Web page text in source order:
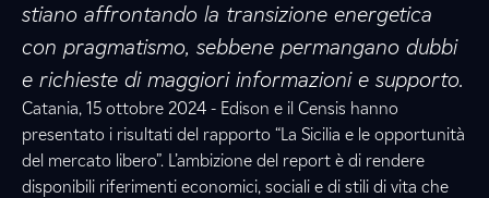
stiano affrontando la transizione energetica
con pragmatismo, sebbene permangano dubbi
e richieste di maggiori informazioni e supporto.
Catania, 15 ottobre 2024 - Edison e il Censis hanno
presentato i risultati del rapporto “La Sicilia e le opportunità
del mercato libero”. L’ambizione del report è di rendere
disponibili riferimenti economici, sociali e di stili di vita che